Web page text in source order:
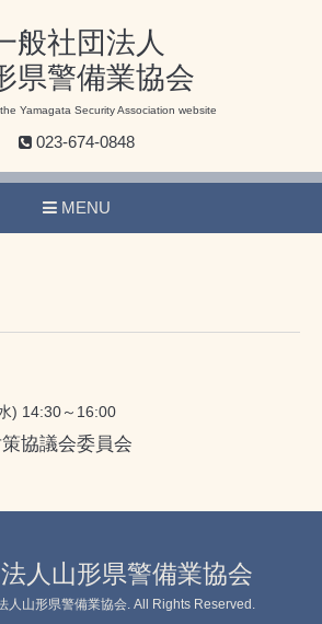
般社団法人
県警備業協会
Yamagata Security Association website
023-674-0848
MENU
) 14:30～16:00
協議会委員会
人山形県警備業協会
人山形県警備業協会. All Rights Reserved.